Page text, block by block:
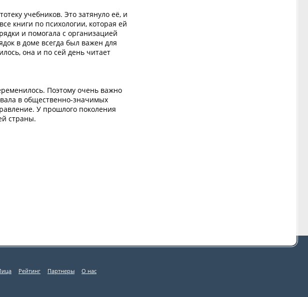
учебников. Это затянуло её, и
книги по психологии, которая ей
и помогала с организацией
в доме всегда был важен для
она и по сей день читает
Поэтому очень важно
в общественно-значимых
У прошлого поколения
страны.
Рейтинг Партнеры О нас